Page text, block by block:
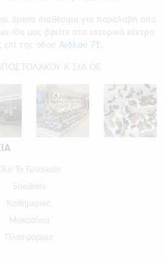
άμεσα διαθέσιμα για παραλαβή από
Θα μας βρείτε στο ιστορικό κέντρο
επί της οδού Αιόλου 71.
Κ ΣΙΑ ΟΕ
Τα Γυναικεία
Sneakers
Καθημερινά
Μοκασίνια
Πλατφόρμες